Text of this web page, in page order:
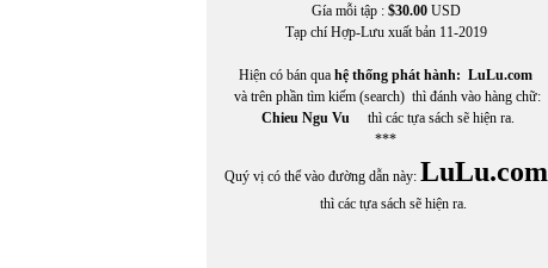
Gía mỗi tập : $30.00USD
Tạp chí Hợp-Lưu xuất bản 11-2019
Hiện có bán qua hệ thống phát hành: LuLu.com
và trên phần tìm kiếm (search) thì đánh vào hàng chữ:
Chieu Ngu Vu thì các tựa sách sẽ hiện ra.
***
Quý vị có thể vào đường dẫn này: LuLu.com
thì các tựa sách sẽ hiện ra.